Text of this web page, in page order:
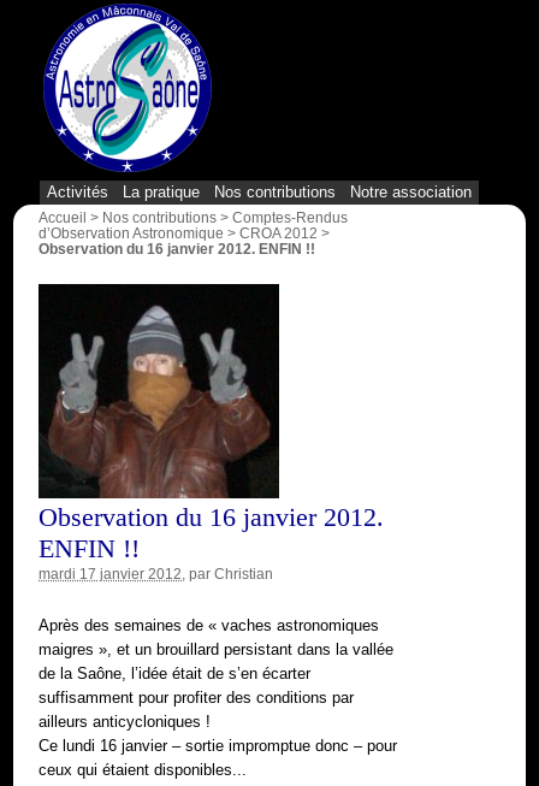
Activités La pratique Nos contributions Notre association
Accueil > Nos contributions > Comptes-Rendus
d’Observation Astronomique > CROA 2012 >
Observation du 16 janvier 2012. ENFIN !!
Observation du 16 janvier 2012.
ENFIN !!
mardi 17 janvier 2012 , par Christian
Après des semaines de « vaches astronomiques
maigres », et un brouillard persistant dans la vallée
de la Saône, l’idée était de s’en écarter
suffisamment pour profiter des conditions par
ailleurs anticycloniques !
Ce lundi 16 janvier – sortie impromptue donc – pour
ceux qui étaient disponibles...